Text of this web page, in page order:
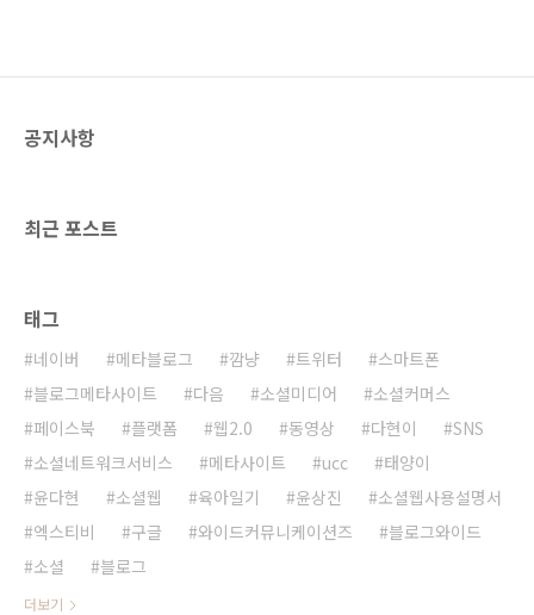
이 아니라 정말 최고의 강사진입니다!!! 애드센
공지사항
최근 포스트
태그
네이버 메타블로그 깜냥 트위터
스마트폰
블로그메타사이트
다음 소셜미디어
소셜커머스
페이스북
플랫폼 웹2.0 동영상 다현이
SNS
소셜네트워크서비스
메타사이트 ucc
태양이
윤다현
소셜웹 육아일기 윤상진
소셜웹사용설명서
엑스티비
구글 와이드커뮤니케이션즈
블로그와이드
소셜
블로그
더보기